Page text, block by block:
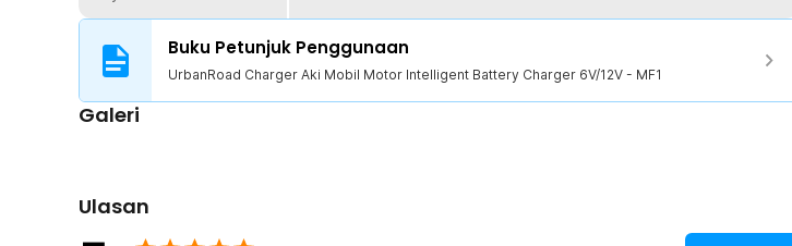
1 x UrbanRoad Charger Aki Mobil Motor Intelligent Battery Charger 6V/12V - MF1
1 x Panduan Penggunaan
Buku Petunjuk Penggunaan
UrbanRoad Charger Aki Mobil Motor Intelligent Battery Charger 6V/12V - MF1
Galeri
Ulasan